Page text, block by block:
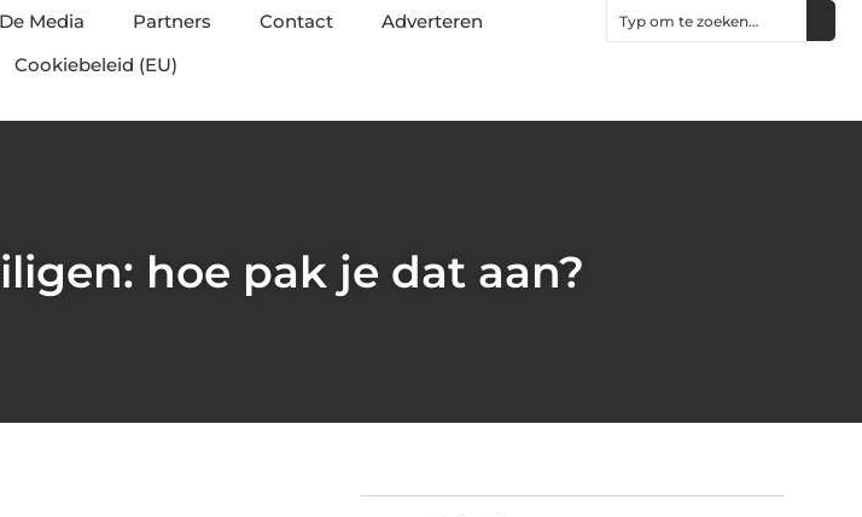
Media Partners Contact
Adverteren
Cookiebeleid (EU)
hoe pak je dat aan?